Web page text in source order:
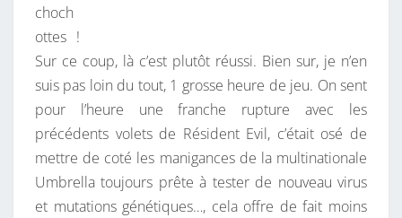
choch
ottes !
Sur ce coup, là c’est plutôt réussi. Bien sur, je n’en
suis pas loin du tout, 1 grosse heure de jeu. On sent
pour l’heure une franche rupture avec les
précédents volets de Résident Evil, c’était osé de
mettre de coté les manigances de la multinationale
Umbrella toujours prête à tester de nouveau virus
et mutations génétiques…, cela offre de fait moins